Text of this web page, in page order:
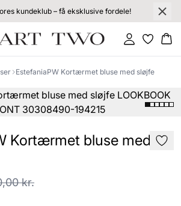
kundeklub – få eksklusive fordele!
Log ind
EstefaniaPW Kortærmet bluse med sløjfe
Kortærmet bluse med
kr.